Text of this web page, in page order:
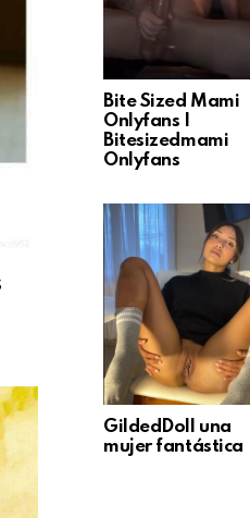
Bite Sized Mami
Onlyfans |
Bitesizedmami
Onlyfans
GildedDoll una
mujer fantástica